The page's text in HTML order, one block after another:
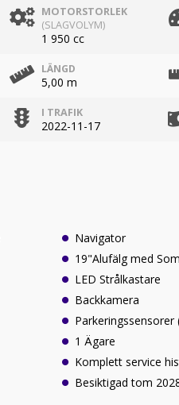
MOTORSTORLEK
(SLAGVOLYM)
1 950 cc
LÄNGD
5,00 m
I TRAFIK
2022-11-17
Navigator
19"Alufälg med
LED Strålkastare
Backkamera
1 Ägare
Komplett service
Besiktigad tom